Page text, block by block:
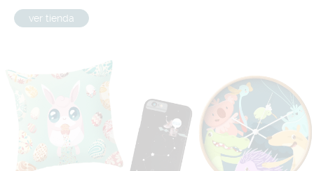
ver tienda